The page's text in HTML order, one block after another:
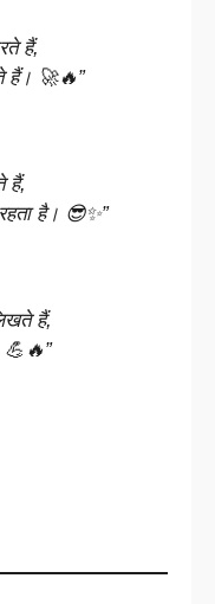
हैं,
हैं। 🚀🔥”
हैं,
है। 😎✨”
हैं,